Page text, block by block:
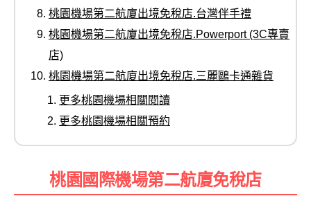
桃園機場第二航廈出境免稅店.台灣伴手禮
桃園機場第二航廈出境免稅店.Powerport (3C專賣
店)
桃園機場第二航廈出境免稅店.三麗鷗卡通雜貨
更多桃園機場相關閱讀
更多桃園機場相關預約
桃園國際機場第二航廈免稅店